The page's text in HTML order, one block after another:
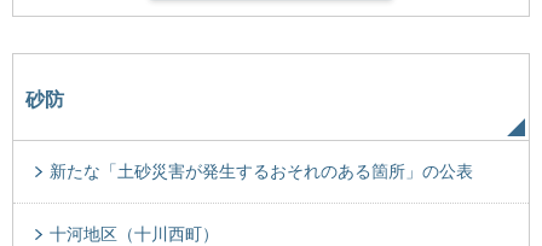
砂防
新たな「土砂災害が発生するおそれのある箇所」の公表
十河地区（十川西町）